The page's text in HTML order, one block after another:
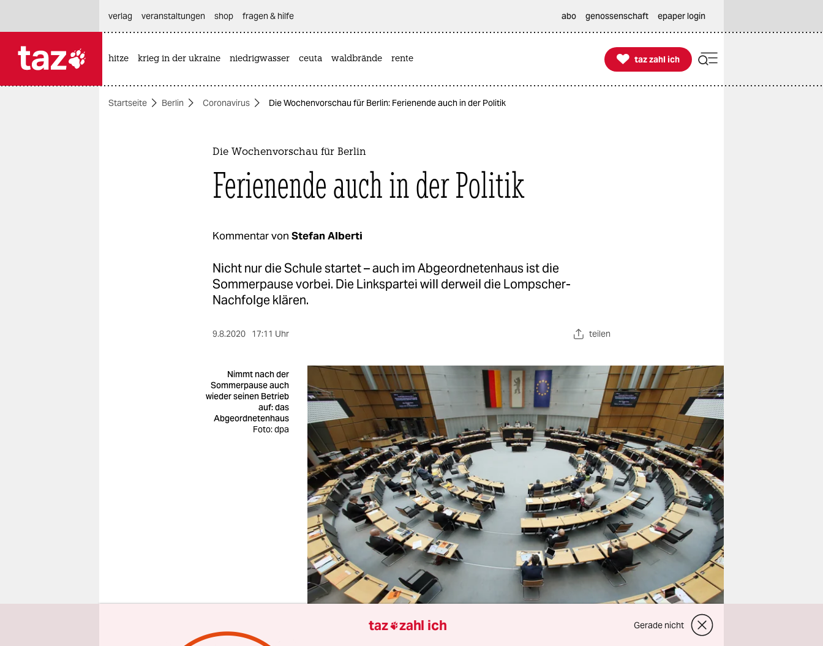
themen
verlag
veranstaltungen shop fragen & hilfe abo genossenschaft epaper login
hitze krieg in der ukraine niedrigwasser ceuta waldbrände rente 
taz zahl ich
taz zahl ich
Startseite Berlin Coronavirus Die Wochenvorschau für Berlin: Ferienende auch in der Politik
Die Wochenvorschau für Berlin
Ferienende auch in der Politik
Kommentar von Stefan Alberti
Nicht nur die Schule startet – auch im Abgeordnetenhaus ist die
Sommerpause vorbei. Die Linkspartei will derweil die Lompscher-
Nachfolge klären.
9.8.2020 17:11 Uhr teilen
Nimmt nach der
Sommerpause auch
wieder seinen Betrieb
auf: das
Abgeordnetenhaus
Foto: dpa
taz zahl ich Gerade nicht